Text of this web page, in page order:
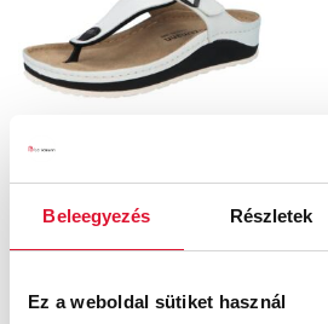
Beleegyezés Részletek
Ez a weboldal sütiket használ